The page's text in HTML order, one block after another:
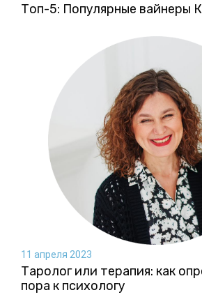
Топ-5: Популярные вайнеры
11 апреля 2023
Таролог или терапия: как
пора к психологу